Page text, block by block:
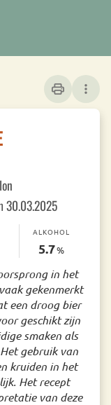
print more_vert
30.03.2025
ALKOHOL
5.7%
in het
gekenmerkt
een droog bier
geschikt zijn
smaken als
gebruik van
kruiden in het
Het recept
van deze